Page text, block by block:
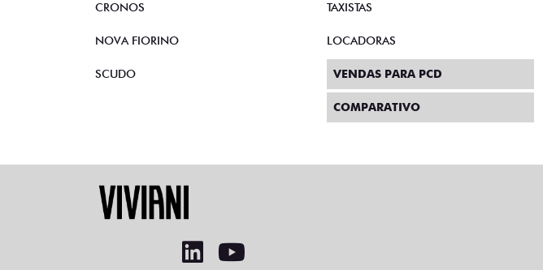
CRONOS
NOVA FIORINO
SCUDO
TAXISTAS
LOCADORAS
VENDAS PARA PCD
COMPARATIVO